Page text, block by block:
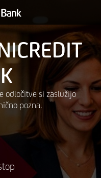
odločitve si zaslužijo
pozna.